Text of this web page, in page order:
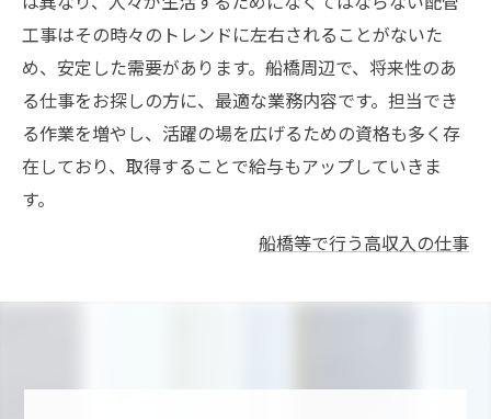
工事はその時々のトレンドに左右されることがないた
め、安定した需要があります。船橋周辺で、将来性のあ
る仕事をお探しの方に、最適な業務内容です。担当でき
る作業を増やし、活躍の場を広げるための資格も多く存
在しており、取得することで給与もアップしていきま
す。
船橋等で行う高収入の仕事